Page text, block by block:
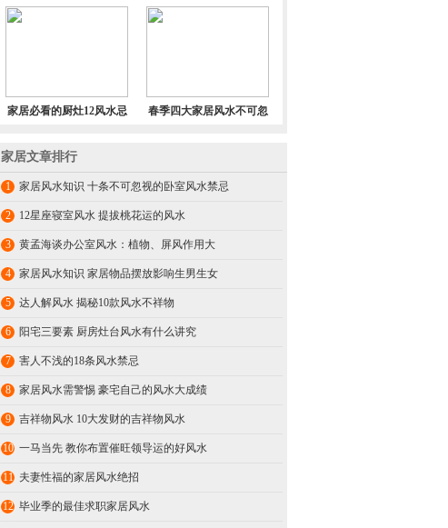
必看风水禁忌
家居必看的厨灶12风水忌 春季四大家居风水不可忽
家居文章排行
1 家居风水知识 十条不可忽视的卧室风水禁忌
2 12星座寝室风水 提拔桃花运的风水
3 黄孟海谈办公室风水：植物、屏风作用大
4 家居风水知识 家居物品摆放影响生男生女
5 达人解风水 揭秘10款风水不祥物
6 阳宅三要素 厨房灶台风水有什么讲究
7 害人不浅的18条风水禁忌
8 家居风水需警惕 豪宅自己的风水大成绩
9 吉祥物风水 10大发财的吉祥物风水
10 一马当先 教你布置催旺领导运的好风水
11 夫妻性福的家居风水绝招
12 毕业季的最佳求职家居风水